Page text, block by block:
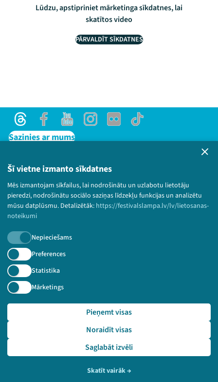
Šī vietne izmanto sīkdatnes
Mēs izmantojam sīkfailus, lai nodrošinātu un uzlabotu lietotāju
pieredzi, nodrošinātu sociālo saziņas līdzekļu funkcijas un analizētu
mūsu datplūsmu. Detalizētāk: https://festivalslampa.lv/lv/lietosanas-
noteikumi
Nepieciešams
Preferences
Statistika
Mārketings
Saglabāt izvēli
Noraidīt visas
Pieņemt visas
Skatīt vairāk→
Lūdzu, apstipriniet mārketinga sīkdatnes, lai
skatītos video
PĀRVALDĪT SĪKDATNES
ThreadsFacebookYoutubeInstagram
Flick TikTok
Sazinies ar mums
Lietošanas noteikumi un sīkdatņu politika
Bērnu aizsardzības politika
© 2026 Sarunu festivāls LAMPA Visas tiesības
paturētas.
Piesakies jaunumiem!
Nepalaid garām aktuālāko informāciju!
Pieteikties
🔗 https://festivalslampa.lv/lv/pasakums/3427